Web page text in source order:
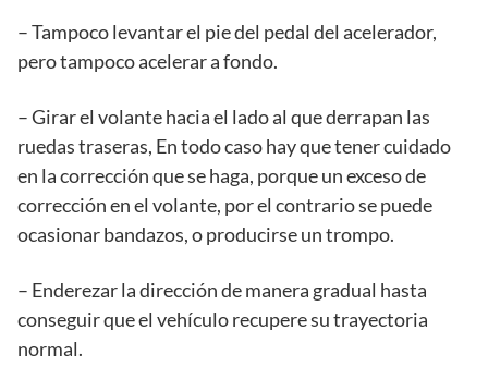
– Tampoco levantar el pie del pedal del acelerador,
pero tampoco acelerar a fondo.
– Girar el volante hacia el lado al que derrapan las
ruedas traseras, En todo caso hay que tener cuidado
en la corrección que se haga, porque un exceso de
corrección en el volante, por el contrario se puede
ocasionar bandazos, o producirse un trompo.
– Enderezar la dirección de manera gradual hasta
conseguir que el vehículo recupere su trayectoria
normal.